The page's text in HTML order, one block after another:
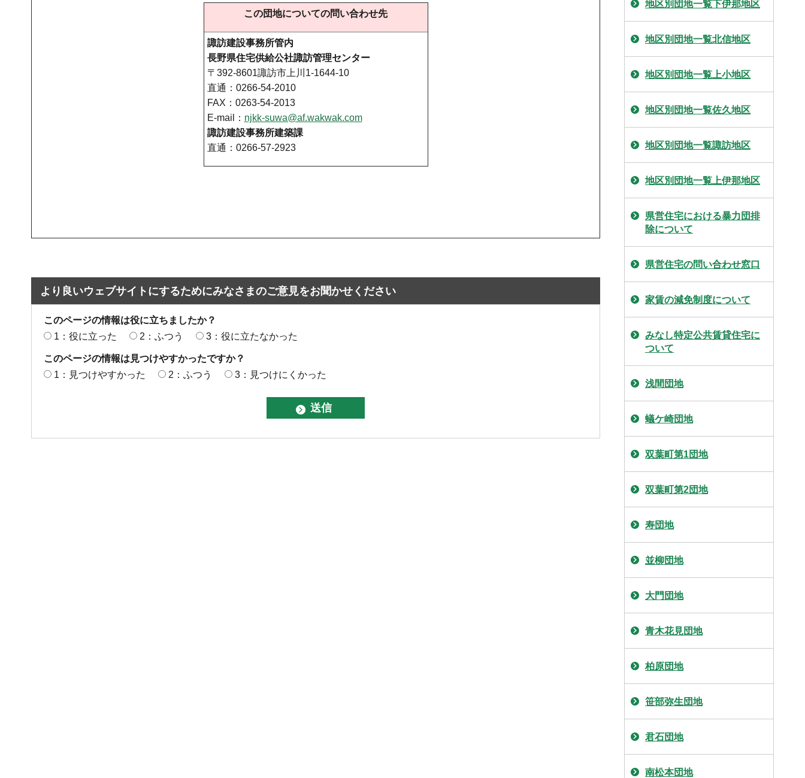
この団地についての問い合わせ先
諏訪建設事務所管内
長野県住宅供給公社諏訪管理センター
〒392-8601諏訪市上川1-1644-10
直通：0266-54-2010
FAX：0263-54-2013
E-mail： njkk-suwa@af.wakwak.com
諏訪建設事務所建築課
直通：0266-57-2923
より良いウェブサイトにするためにみなさまのご意見をお聞かせください
このページの情報は役に立ちましたか？
1：役に立った
2：ふつう 3：役に立たなかった
このページの情報は見つけやすかったですか？
1：見つけやすかった
2：ふつう 3：見つけにくかった
地区別団地一覧下伊那地区
地区別団地一覧北信地区
地区別団地一覧上小地区
地区別団地一覧佐久地区
地区別団地一覧諏訪地区
地区別団地一覧上伊那地区
県営住宅における暴力団排
除について
県営住宅の問い合わせ窓口
家賃の減免制度について
みなし特定公共賃貸住宅に
ついて
浅間団地
蟻ケ崎団地
双葉町第1団地
双葉町第2団地
寿団地
並柳団地
大門団地
青木花見団地
柏原団地
笹部弥生団地
君石団地
南松本団地